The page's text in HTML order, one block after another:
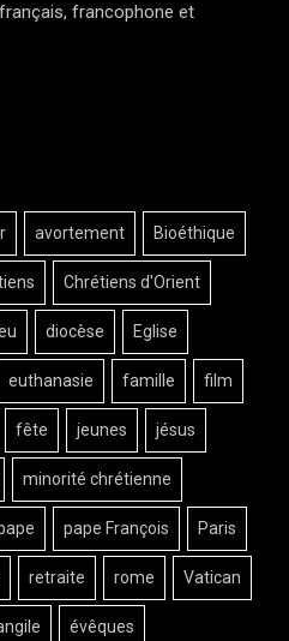
francophone et
avortement Bioéthique
Chrétiens d'Orient
diocèse Eglise
euthanasie famille film
fête jeunes jésus
minorité chrétienne
pape François Paris
retraite rome Vatican
évêques